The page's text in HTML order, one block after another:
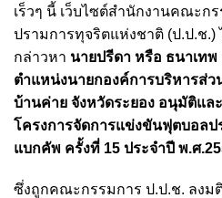
เร็วๆ นี้ เว็บไซต์สำนักงานคณะก
ปรามการทุจริตแห่งชาติ (ป.ป.ช
กล่าวหา นายปรีดา หรือ ธนาเทพ
ตำแหน่งนายกองค์การบริหารส่ว
บ้านค่าย จังหวัดระยอง อนุมัติแล
โครงการจัดการแข่งขันฟุตบอล
แบกคัพ ครั้งที่ 15 ประจำปี พ.ศ
ซึ่งถูกคณะกรรมการ ป.ป.ช. ลงม